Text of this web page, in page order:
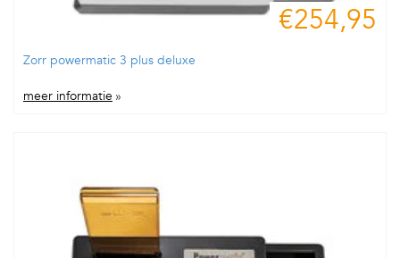
€254,95
Zorr powermatic 3 plus deluxe
meer informatie »